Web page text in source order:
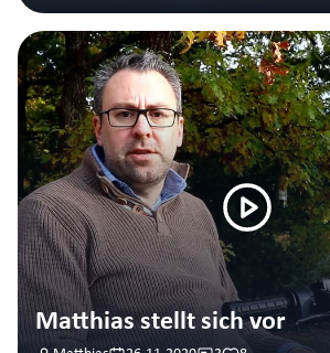
Matthias stellt sich vor